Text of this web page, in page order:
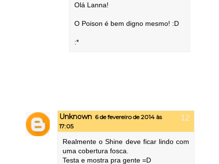
Olá Lanna!
O Poison é bem digno mesmo! :D
:*
Unknown 6 de fevereiro de 2014 às
17:05
Realmente o Shine deve ficar lindo com
uma cobertura fosca.
Testa e mostra pra gente =D